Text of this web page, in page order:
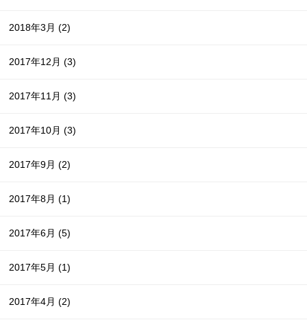
2018年3月(2)
2017年12月(3)
2017年11月(3)
2017年10月(3)
2017年9月(2)
2017年8月(1)
2017年6月(5)
2017年5月(1)
2017年4月(2)